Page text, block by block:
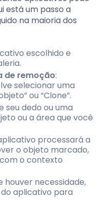
está um passo a
na maioria dos
escolhido e
de remoção:
selecionar uma
ou “Clone”.
seu dedo ou uma
ou a área que você
processará a
o objeto marcado,
o contexto
houver necessidade,
aplicativo para